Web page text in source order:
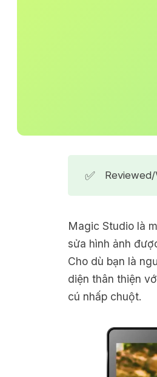
✅
Magic Studio là
sửa hình ảnh
Cho dù bạn là
diện thân thiện
cú nhấp chuột.